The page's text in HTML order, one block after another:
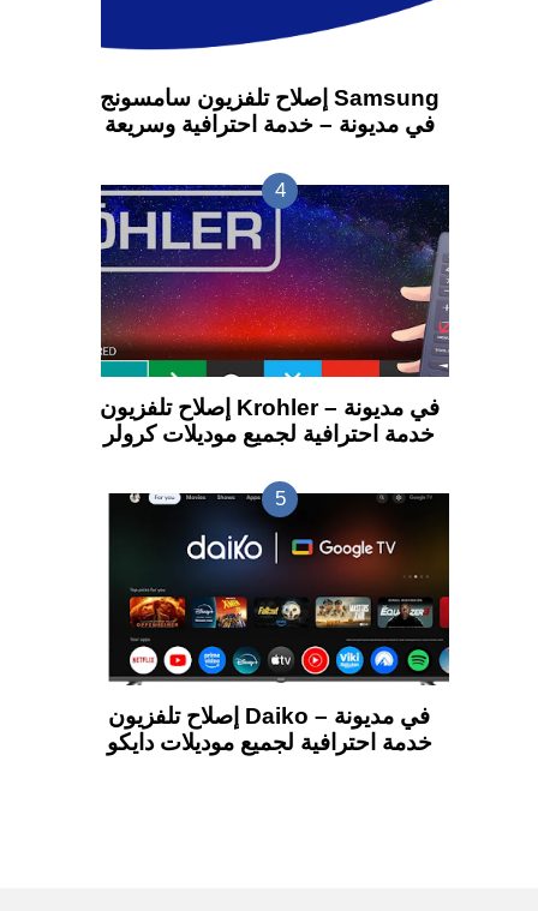
إصلاح تلفزيون سامسونج Samsung
في مديونة – خدمة احترافية وسريعة
إصلاح تلفزيون Krohler في مديونة –
خدمة احترافية لجميع موديلات كرولر
إصلاح تلفزيون Daiko في مديونة –
خدمة احترافية لجميع موديلات دايكو